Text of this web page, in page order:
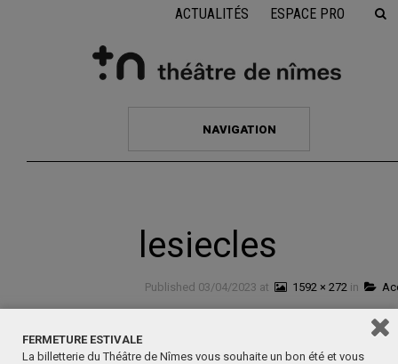
ACTUALITÉS ESPACE PRO
NAVIGATION
lesiecles
Published 03/04/2023 at 1592 × 272 in
← Précédent Suivant →
FERMETURE ESTIVALE
La billetterie du Théâtre de Nîmes vous souhaite un bon été et vous